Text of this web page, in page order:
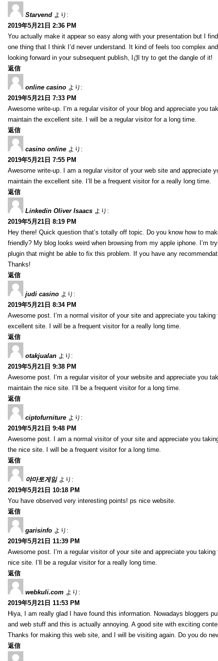
Starvend より:
2019年5月21日 2:36 PM
You actually make it appear so easy along with your presentation but I
one thing that I think I’d never understand. It kind of feels too complex
looking forward in your subsequent publish, I¡¦ll try to get the dangle of it!
返信
online casino より:
2019年5月21日 7:33 PM
Awesome write-up. I’m a regular visitor of your blog and appreciate you
maintain the excellent site. I will be a regular visitor for a long time.
返信
casino online より:
2019年5月21日 7:55 PM
Awesome write-up. I am a regular visitor of your web site and appreciate
maintain the excellent site. I’ll be a frequent visitor for a really long time.
返信
Linkedin Oliver Isaacs より:
2019年5月21日 8:19 PM
Hey there! Quick question that’s totally off topic. Do you know how to
friendly? My blog looks weird when browsing from my apple iphone. I’m
plugin that might be able to fix this problem. If you have any
Thanks!
返信
judi casino より:
2019年5月21日 8:34 PM
Awesome post. I’m a normal visitor of your site and appreciate you
excellent site. I will be a frequent visitor for a really long time.
返信
otakjualan より:
2019年5月21日 9:38 PM
Awesome post. I’m a regular visitor of your website and appreciate you
maintain the nice site. I’ll be a frequent visitor for a long time.
返信
ciptofurniture より:
2019年5月21日 9:48 PM
Awesome post. I am a normal visitor of your site and appreciate you
the nice site. I will be a frequent visitor for a long time.
返信
야마토게임 より:
2019年5月21日 10:18 PM
You have observed very interesting points! ps nice website.
返信
garisinfo より:
2019年5月21日 11:39 PM
Awesome post. I’m a regular visitor of your site and appreciate you
nice site. I’ll be a regular visitor for a really long time.
返信
webkuli.com より:
2019年5月21日 11:53 PM
Hiya, I am really glad I have found this information. Nowadays bloggers
and web stuff and this is actually annoying. A good site with exciting
Thanks for making this web site, and I will be visiting again. Do you do
返信